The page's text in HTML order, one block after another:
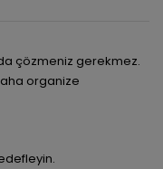
çözmeniz gerekmez.
organize